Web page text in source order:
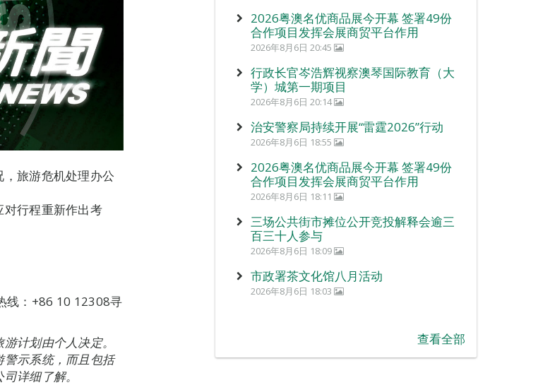
旅游危机处理办公
行程重新作出考
线：+86 10 12308寻
计划由个人决定。
示系统，而且包括
详细了解。
2026粤澳名优商品展今开幕 签署49份
合作项目发挥会展商贸平台作用
2026年8月6日 20:45
行政长官岑浩辉视察澳琴国际教育（大
学）城第一期项目
2026年8月6日 20:14
治安警察局持续开展“雷霆2026”行动
2026年8月6日 18:55
2026粤澳名优商品展今开幕 签署49份
合作项目发挥会展商贸平台作用
2026年8月6日 18:11
三场公共街市摊位公开竞投解释会逾三
百三十人参与
2026年8月6日 18:09
市政署茶文化馆八月活动
2026年8月6日 18:03
查看全部